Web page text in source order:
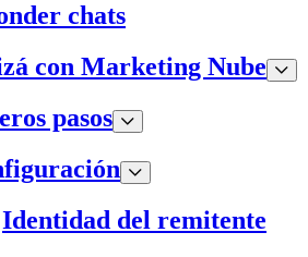
chats
con Marketing Nube
pasos
Identidad del remitente